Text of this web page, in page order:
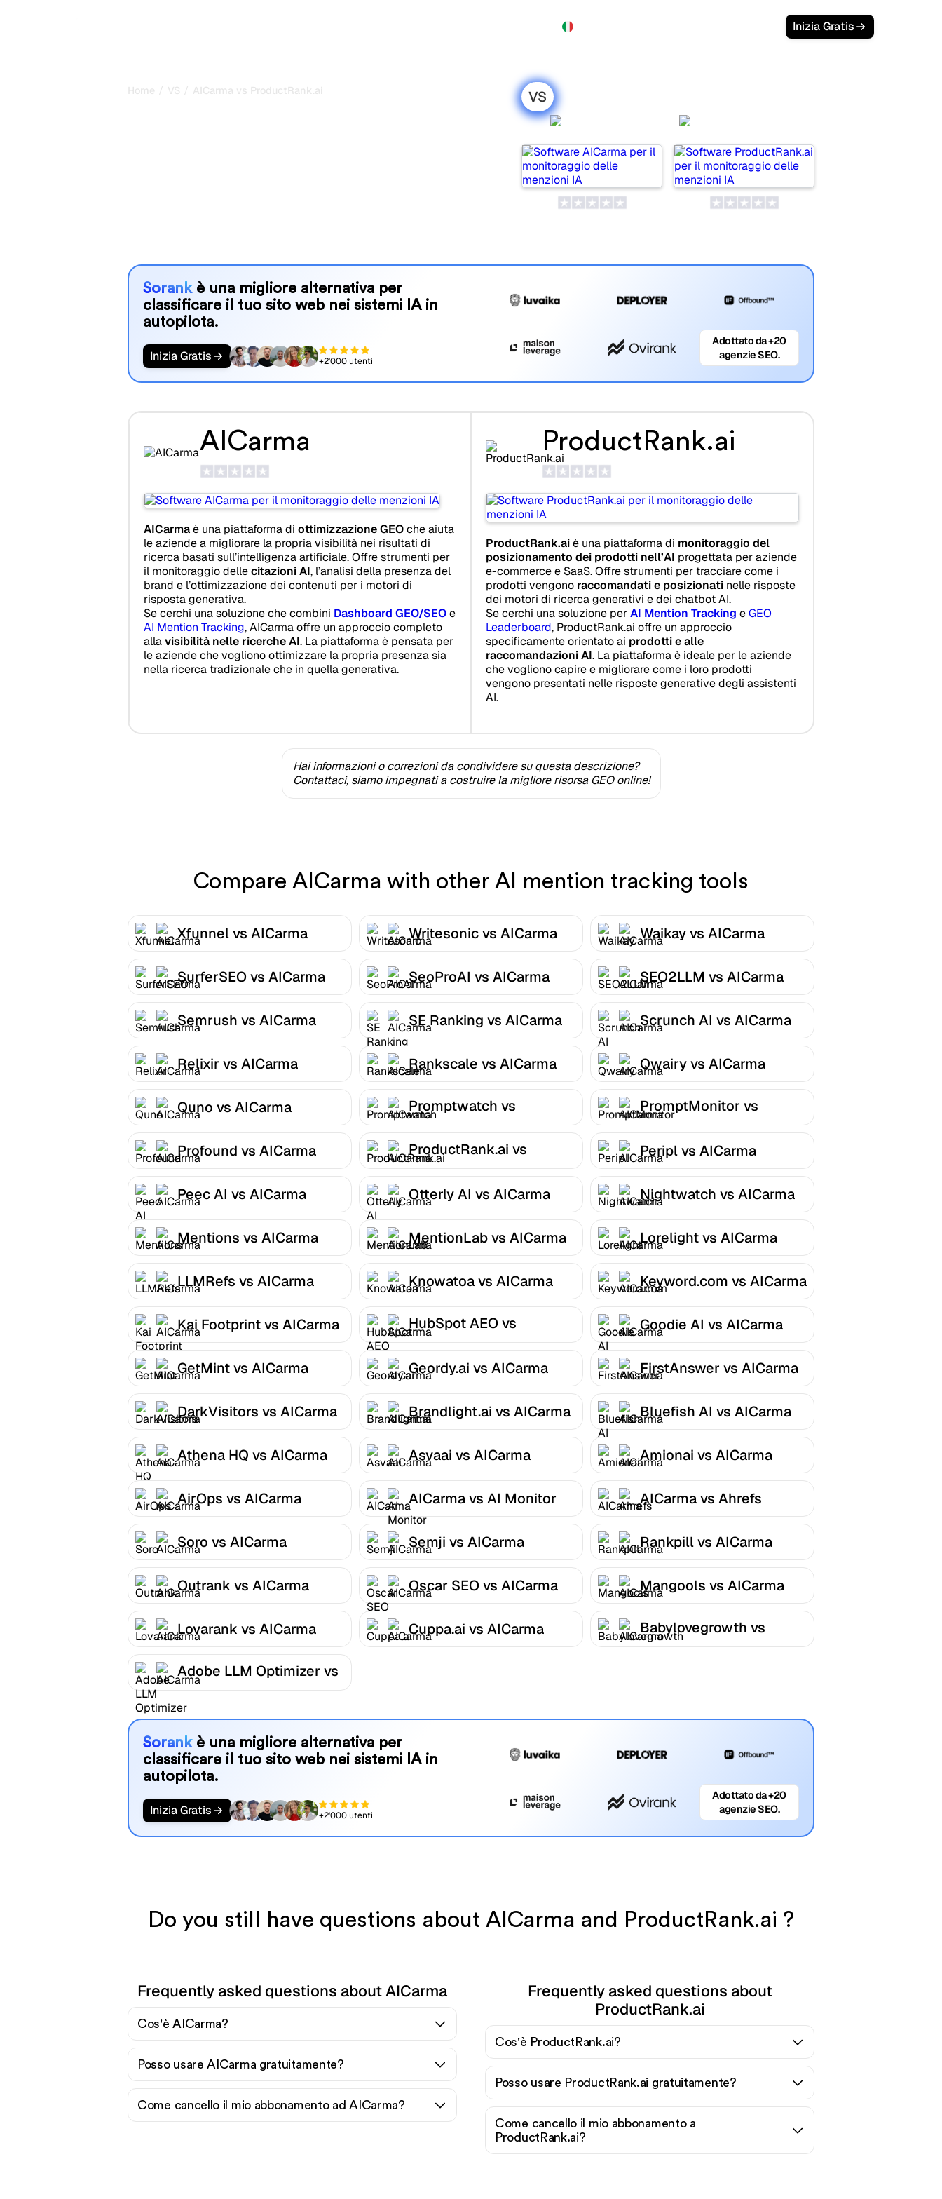
Inizia Gratis
Home / VS / AICarma vs ProductRank.ai VS
Sorank è una migliore alternativa per
classificare il tuo sito web nei sistemi IA in
autopilota.
Inizia Gratis +2'000 utenti
Adottato da +20
agenzie SEO.
AICarma
AICarmaè una piattaforma di ottimizzazione GEOche aiuta
le aziende a migliorare la propria visibilità nei risultati di
ricerca basati sull’intelligenza artificiale. Offre strumenti per
il monitoraggio dellecitazioni AI, l’analisi della presenza del
brand e l’ottimizzazione dei contenuti per i motori di
risposta generativa.
Se cerchi una soluzione che combini Dashboard GEO/SEOe
AI Mention Tracking, AICarma offre un approccio completo
allavisibilità nelle ricerche AI. La piattaforma è pensata per
le aziende che vogliono ottimizzare la propria presenza sia
nella ricerca tradizionale che in quella generativa.
ProductRank.ai
ProductRank.aiè una piattaforma di monitoraggio del
posizionamento dei prodotti nell’AI progettata per aziende
e-commerce e SaaS. Offre strumenti per tracciare come i
prodotti vengono raccomandati e posizionati nelle risposte
dei motori di ricerca generativi e dei chatbot AI.
Se cerchi una soluzione perAI Mention Tracking eGEO
Leaderboard, ProductRank.ai offre un approccio
specificamente orientato ai prodotti e alle
raccomandazioni AI. La piattaforma è ideale per le aziende
che vogliono capire e migliorare come i loro prodotti
vengono presentati nelle risposte generative degli assistenti
AI.
Hai informazioni o correzioni da condividere su questa descrizione?
Contattaci, siamo impegnati a costruire la migliore risorsa GEO online!
Compare AICarma with other AI mention tracking tools
Xfunnel vs AICarma Writesonic vs AICarma Waikay vs AICarma
SurferSEO vs AICarma SeoProAI vs AICarma SEO2LLM vs AICarma
Semrush vs AICarma SE Ranking vs AICarma Scrunch AI vs AICarma
Relixir vs AICarma Rankscale vs AICarma Qwairy vs AICarma
Quno vs AICarma
Promptwatch vs
AICarma
PromptMonitor vs
AICarma
Profound vs AICarma
ProductRank.ai vs
AICarma
Peripl vs AICarma
Peec AI vs AICarma Otterly AI vs AICarma Nightwatch vs AICarma
Mentions vs AICarma MentionLab vs AICarma Lorelight vs AICarma
LLMRefs vs AICarma Knowatoa vs AICarma Keyword.com vs AICarma
Kai Footprint vs AICarma
HubSpot AEO vs
AICarma
Goodie AI vs AICarma
GetMint vs AICarma Geordy.ai vs AICarma FirstAnswer vs AICarma
DarkVisitors vs AICarma Brandlight.ai vs AICarma Bluefish AI vs AICarma
Athena HQ vs AICarma Asvaai vs AICarma Amionai vs AICarma
AirOps vs AICarma AICarma vs AI Monitor AICarma vs Ahrefs
Soro vs AICarma Semji vs AICarma Rankpill vs AICarma
Outrank vs AICarma Oscar SEO vs AICarma Mangools vs AICarma
Lovarank vs AICarma Cuppa.ai vs AICarma
Babylovegrowth vs
AICarma
Adobe LLM Optimizer vs
AICarma
Sorank è una migliore alternativa per
classificare il tuo sito web nei sistemi IA in
autopilota.
Inizia Gratis +2'000 utenti
Adottato da +20
agenzie SEO.
Do you still have questions about AICarma and ProductRank.ai ?
Frequently asked questions about AICarma
Cos'è AICarma?
Posso usare AICarma gratuitamente?
Come cancello il mio abbonamento ad AICarma?
Frequently asked questions about
ProductRank.ai
Cos'è ProductRank.ai?
Posso usare ProductRank.ai gratuitamente?
Come cancello il mio abbonamento a
ProductRank.ai?